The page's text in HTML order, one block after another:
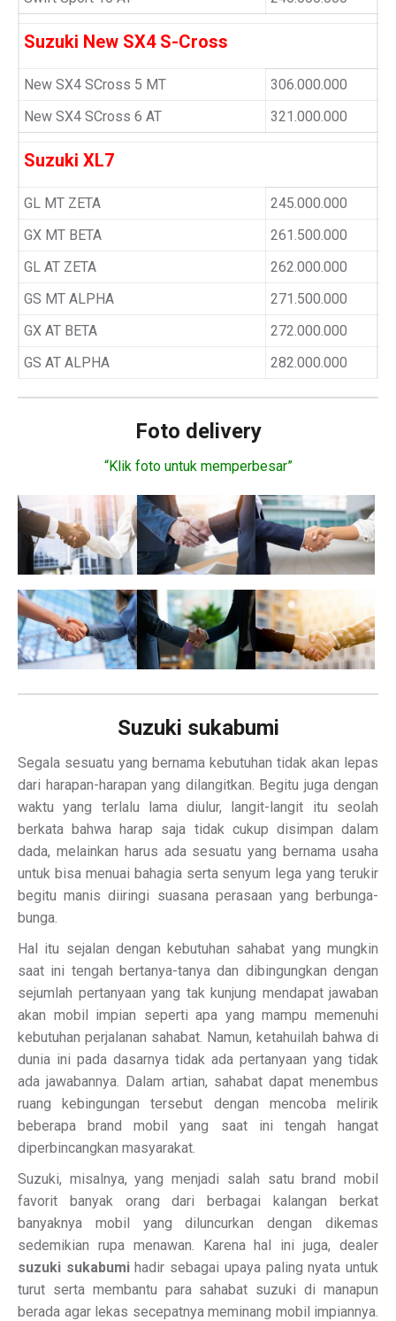
Suzuki New SX4 S-Cross
New SX4 SCross 5 MT
306.000.000
New SX4 SCross 6 AT
321.000.000
Suzuki XL7
GL MT ZETA
245.000.000
GX MT BETA
261.500.000
GL AT ZETA
262.000.000
GS MT ALPHA
271.500.000
GX AT BETA
272.000.000
GS AT ALPHA
282.000.000
Foto delivery
“Klik foto untuk memperbesar”
Suzuki sukabumi
Segala sesuatu yang bernama kebutuhan tidak akan lepas
dari harapan-harapan yang dilangitkan. Begitu juga dengan
waktu yang terlalu lama diulur, langit-langit itu seolah
berkata bahwa harap saja tidak cukup disimpan dalam
dada, melainkan harus ada sesuatu yang bernama usaha
untuk bisa menuai bahagia serta senyum lega yang terukir
begitu manis diiringi suasana perasaan yang berbunga-
bunga.
Hal itu sejalan dengan kebutuhan sahabat yang mungkin
saat ini tengah bertanya-tanya dan dibingungkan dengan
sejumlah pertanyaan yang tak kunjung mendapat jawaban
akan mobil impian seperti apa yang mampu memenuhi
kebutuhan perjalanan sahabat. Namun, ketahuilah bahwa di
dunia ini pada dasarnya tidak ada pertanyaan yang tidak
ada jawabannya. Dalam artian, sahabat dapat menembus
ruang kebingungan tersebut dengan mencoba melirik
beberapa brand mobil yang saat ini tengah hangat
diperbincangkan masyarakat.
Suzuki, misalnya, yang menjadi salah satu brand mobil
favorit banyak orang dari berbagai kalangan berkat
banyaknya mobil yang diluncurkan dengan dikemas
sedemikian rupa menawan. Karena hal ini juga, dealer
suzuki sukabumihadir sebagai upaya paling nyata untuk
turut serta membantu para sahabat suzuki di manapun
berada agar lekas secepatnya meminang mobil impiannya.